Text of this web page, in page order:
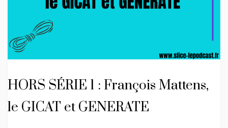
HORS SÉRIE 1 : François Mattens,
le GICAT et GENERATE